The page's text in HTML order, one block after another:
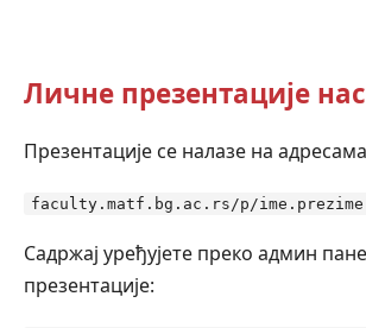
Личне презентације
Презентације се налазе на
faculty.matf.bg.ac.rs/p/ime.prezime
Садржај уређујете преко админ
презентације: